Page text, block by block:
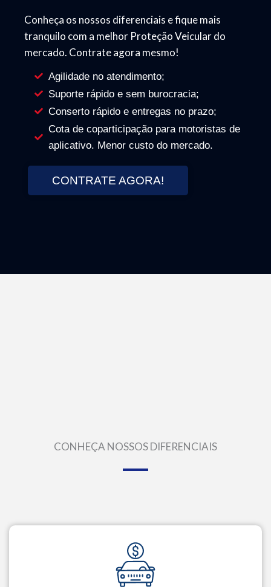
Conheça os nossos diferenciais e fique mais
tranquilo com a melhor Proteção Veicular do
mercado. Contrate agora mesmo!
Agilidade no atendimento;
Suporte rápido e sem burocracia;
Conserto rápido e entregas no prazo;
Cota de coparticipação para motoristas de
aplicativo. Menor custo do mercado.
CONTRATE AGORA!
CONHEÇA NOSSOS DIFERENCIAIS